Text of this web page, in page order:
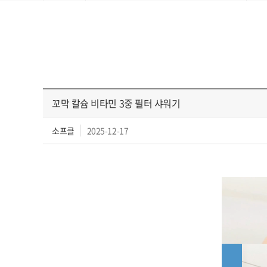
꼬막 칼슘 비타민 3중 필터 샤워기
소프클 2025-12-17